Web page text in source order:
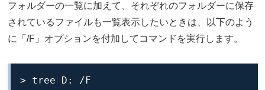
フォルダーの一覧に加えて、それぞれのフォルダーに保存
されているファイルも一覧表示したいときは、以下のよう
に「/F」オプションを付加してコマンドを実行します。
> tree D: /F